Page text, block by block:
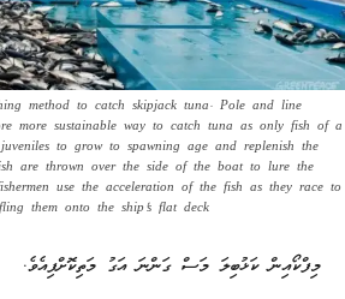
method to catch skipjack tuna. Pole and line
more sustainable way to catch tuna as only fish of a
to grow to spawning age and replenish the
are thrown over the side of the boat to lure the
use the acceleration of the fish as they race to
them onto the ship's flat deck.
މިފްކޯއިން ކަޅުބިލަ މަސް ގަންނަ އަގު މަތިކޮށްފިއެވެ.